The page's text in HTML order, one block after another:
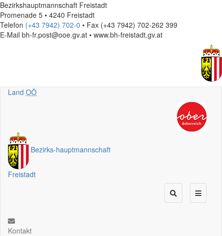
Bezirkshauptmannschaft Freistadt
Promenade 5 • 4240 Freistadt
Telefon (+43 7942) 702-0 • Fax (+43 7942) 702-262 399
E-Mail bh-fr.post@ooe.gv.at • www.bh-freistadt.gv.at
Land OÖ
Bezirks-hauptmannschaft
Freistadt
Kontakt